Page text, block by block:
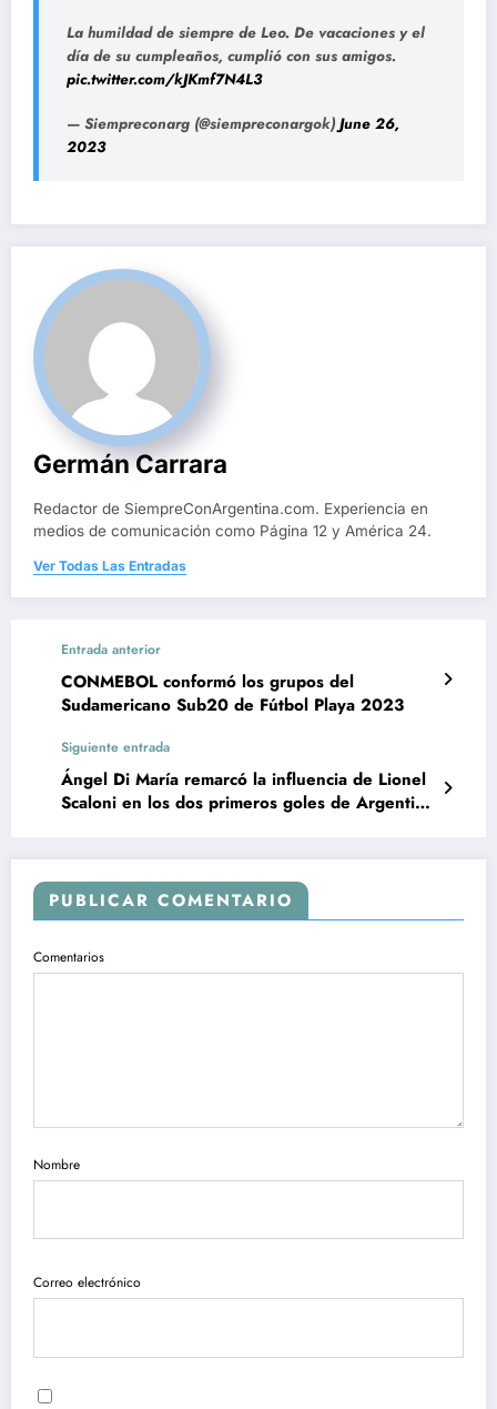
La humildad de siempre de Leo. De vacaciones y el
día de su cumpleaños, cumplió con sus amigos.
pic.twitter.com/kJKmf7N4L3
— Siempreconarg (@siempreconargok) June 26,
2023
Germán Carrara
Redactor de SiempreConArgentina.com. Experiencia en
medios de comunicación como Página 12 y América 24.
Ver Todas Las Entradas
Entrada anterior
CONMEBOL conformó los grupos del
Sudamericano Sub20 de Fútbol Playa 2023
Siguiente entrada
Ángel Di María remarcó la influencia de Lionel
Scaloni en los dos primeros goles de Argentina
PUBLICAR COMENTARIO
Comentarios
Nombre
Correo electrónico